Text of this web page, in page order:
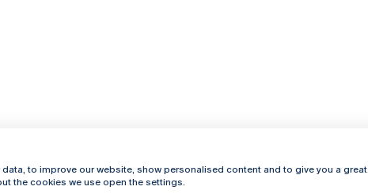
Campus Online
to improve our website, show personalised content and to give you a great
the cookies we use open the settings.